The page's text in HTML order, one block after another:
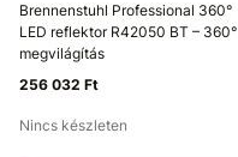
Brennenstuhl Professional 360°
LED reflektor R42050 BT – 360°
megvilágítás
256 032 Ft
Nincs készleten